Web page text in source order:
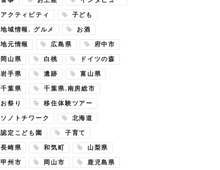
アクティビティ 子ども
地域情報. グルメ お酒
地元情報 広島県 府中市
岡山県 白桃 ドイツの森
岩手県 遺跡 富山県
千葉県 千葉県.南房総市
お祭り 移住体験ツアー
ソノトチワーク 北海道
認定こども園 子育て
長崎県 和気町 山梨県
甲州市 岡山市 鹿児島県